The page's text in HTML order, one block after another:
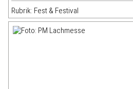
Rubrik: Fest & Festival